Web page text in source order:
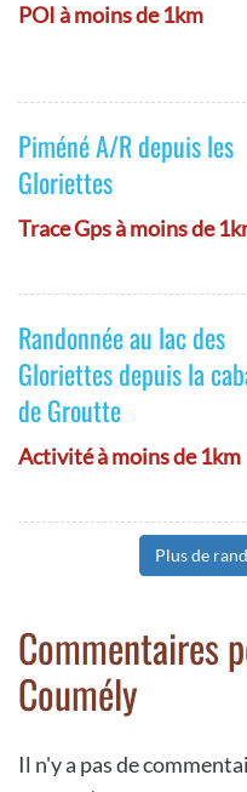
POI à moins de 1km
Piméné A/R depuis les
Gloriettes
Trace Gps à moins de
Randonnée au lac des
Gloriettes depuis la
de Groutte
Activité à moins de 1km
Plus de
Commentaires
Coumély
Il n'y a pas de